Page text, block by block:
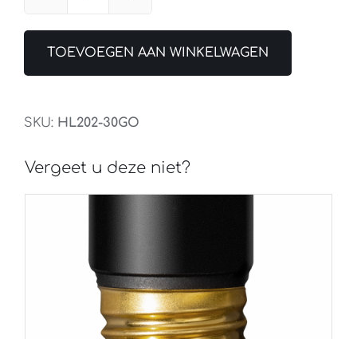
30cm
TOEVOEGEN AAN WINKELWAGEN
SKU: HL202-30GO
Vergeet u deze niet?